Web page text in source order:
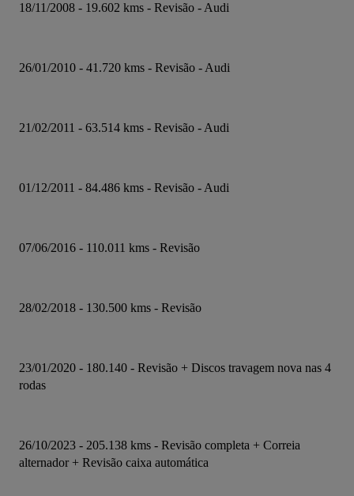
18/11/2008 - 19.602 kms - Revisão - Audi
26/01/2010 - 41.720 kms - Revisão - Audi
21/02/2011 - 63.514 kms - Revisão - Audi
01/12/2011 - 84.486 kms - Revisão - Audi
07/06/2016 - 110.011 kms - Revisão
28/02/2018 - 130.500 kms - Revisão
23/01/2020 - 180.140 - Revisão + Discos travagem nova nas 4
rodas
26/10/2023 - 205.138 kms - Revisão completa + Correia
alternador + Revisão caixa automática